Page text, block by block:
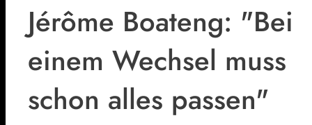
Jérôme Boateng: "Bei
einem Wechsel muss
schon alles passen"